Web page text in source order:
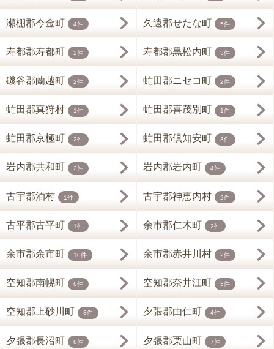
瀬棚郡今金町 4件 久遠郡せたな町 5件
寿都郡寿都町 2件 寿都郡黒松内町 3件
磯谷郡蘭越町 2件 虻田郡ニセコ町 2件
虻田郡真狩村 1件 虻田郡喜茂別町 1件
虻田郡京極町 2件 虻田郡倶知安町 3件
岩内郡共和町 2件 岩内郡岩内町 4件
古宇郡泊村 1件 古宇郡神恵内村 2件
古平郡古平町 1件 余市郡仁木町 2件
余市郡余市町 10件 余市郡赤井川村 2件
空知郡南幌町 6件 空知郡奈井江町 3件
空知郡上砂川町 3件 夕張郡由仁町 4件
夕張郡長沼町 8件 夕張郡栗山町 7件